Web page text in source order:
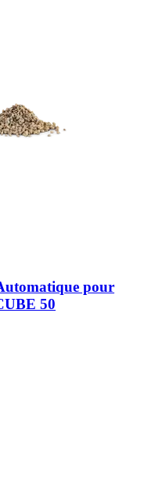
pour
50